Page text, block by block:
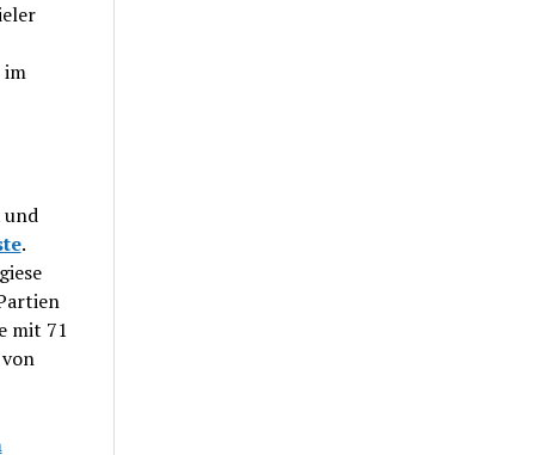
im
und
.
mit 71